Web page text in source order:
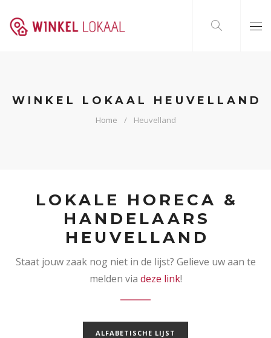
WINKEL LOKAAL HEUVELLAND
Home Heuvelland
LOKALE HORECA &
HANDELAARS
HEUVELLAND
Staat jouw zaak nog niet in de lijst? Gelieve uw aan te
melden via deze link!
ALFABETISCHE LIJST